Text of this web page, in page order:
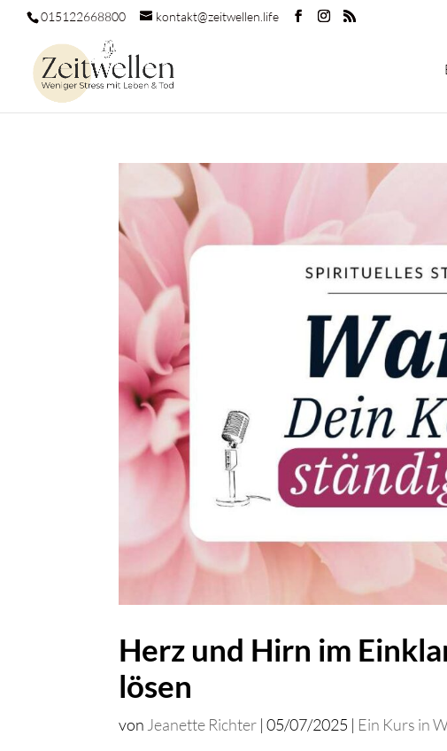
015122668800 kontakt@zeitwellen.life
Herz und Hirn im
lösen
von Jeanette Richter |05/07/2025 | Ein Kurs in